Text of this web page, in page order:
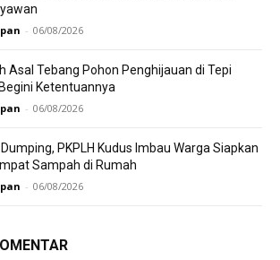
- 06/08/2026
Asal Tebang Pohon Penghijauan di Tepi
Ketentuannya
- 06/08/2026
PKPLH Kudus Imbau Warga Siapkan
Sampah di Rumah
- 06/08/2026